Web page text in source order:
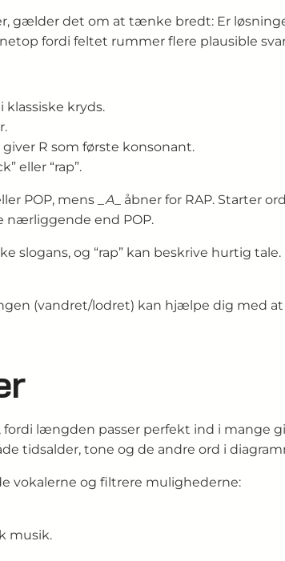
gælder det om at tænke bredt: Er
fordi feltet rummer flere plausible
kryds.
R som første konsonant.
eller “rap”.
POP, mens _A_ åbner for RAP. Starter
nærliggende end POP.
slogans, og “rap” kan beskrive hurtig
(vandret/lodret) kan hjælpe dig med
fordi længden passer perfekt ind i mange
tidsalder, tone og de andre ord i
vokalerne og filtrere mulighederne:
musik.